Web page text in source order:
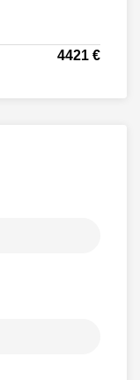
4421 €